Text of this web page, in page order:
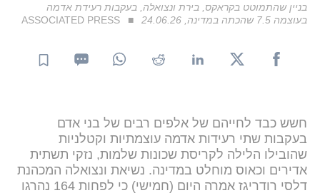
בניין שהתמוטט בקראקס, בירת ונצואלה, בעקבות רעידת אדמה
בעוצמה 7.5 שהכתה במדינה, 24.06.26
ASSOCIATED PRESS
חשש כבד לחייהם של אלפים רבים של בני אדם
בעקבות שתי רעידות אדמה עוצמתיות וקטלניות
שהובילו הלילה לקריסת שכונות שלמות, נזקי תשתית
אדירים וכאוס מוחלט במדינה. נשיאת ונצואלה המכהנת
דלסי רודריגז אמרה היום (חמישי) כי לפחות 164 נהרגו